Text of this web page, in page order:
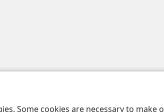
Some cookies are necessary to make